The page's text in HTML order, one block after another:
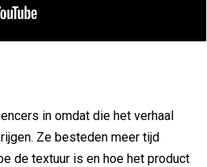
in omdat die het verhaal
Ze besteden meer tijd
de textuur is en hoe het product